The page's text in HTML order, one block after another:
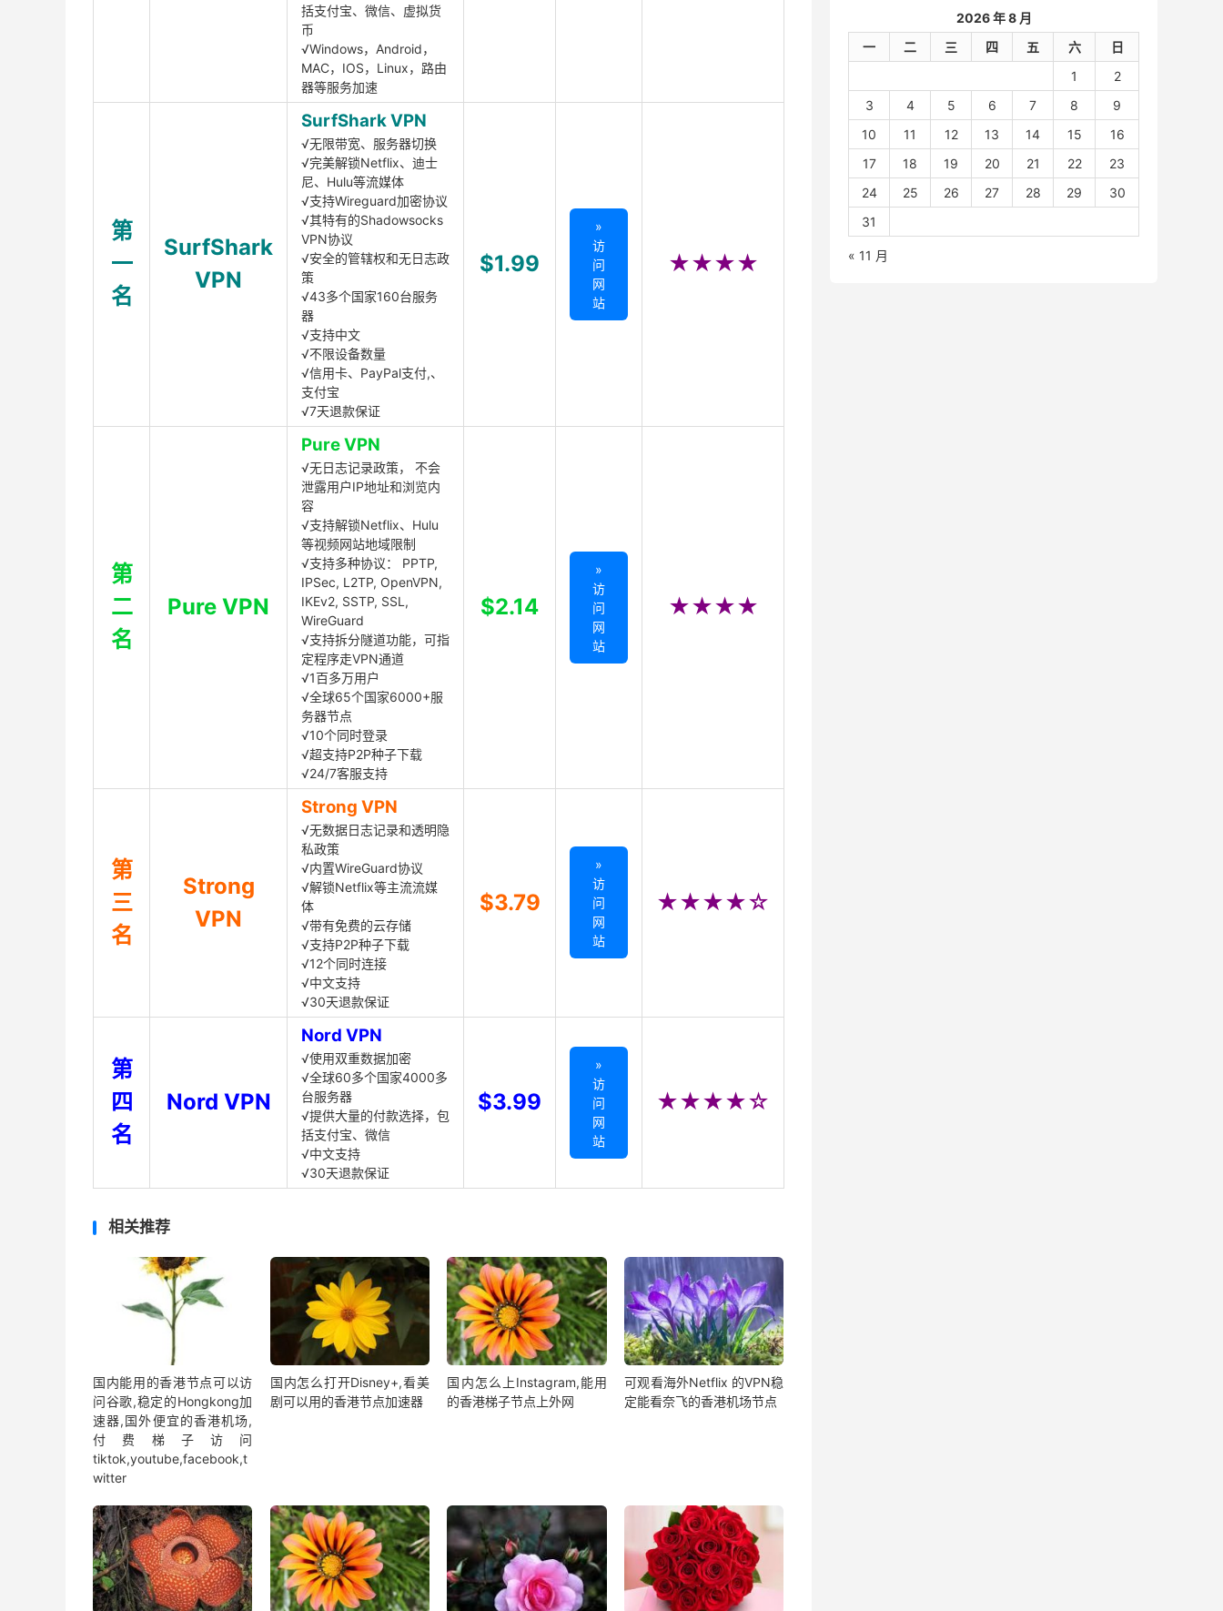
括支付宝、微信、虚拟货
币
√Windows，Android，
MAC，IOS，Linux，路由
器等服务加速
第
一
名
SurfShark
VPN
SurfShark VPN
√无限带宽、服务器切换
√完美解锁Netflix、迪士
尼、Hulu等流媒体
√支持Wireguard加密协议
√其特有的Shadowsocks
VPN协议
√安全的管辖权和无日志政
策
√43多个国家160台服务
器
√支持中文
√不限设备数量
√信用卡、PayPal支付,、
支付宝
√7天退款保证
$1.99
»
访
问
网
站
★★★★
第
二
名
Pure VPN
Pure VPN
√无日志记录政策， 不会
泄露用户IP地址和浏览内
容
√支持解锁Netflix、Hulu
等视频网站地域限制
√支持多种协议： PPTP,
IPSec, L2TP, OpenVPN,
IKEv2, SSTP, SSL,
WireGuard
√支持拆分隧道功能，可指
定程序走VPN通道
√1百多万用户
√全球65个国家6000+服
务器节点
√10个同时登录
√超支持P2P种子下载
√24/7客服支持
$2.14
»
访
问
网
站
★★★★
第
三
名
Strong
VPN
Strong VPN
√无数据日志记录和透明隐
私政策
√内置WireGuard协议
√解锁Netflix等主流流媒
体
√带有免费的云存储
√支持P2P种子下载
√12个同时连接
√中文支持
√30天退款保证
$3.79
»
访
问
网
站
★★★★☆
第
四
名
Nord VPN
Nord VPN
√使用双重数据加密
√全球60多个国家4000多
台服务器
√提供大量的付款选择，包
括支付宝、微信
√中文支持
√30天退款保证
$3.99
»
访
问
网
站
★★★★☆
相关推荐
国内能用的香港节点可以访
问谷歌,稳定的Hongkong加
速器,国外便宜的香港机场,
付费梯子访问
tiktok,youtube,facebook,t
witter
国内怎么打开Disney+,看美
剧可以用的香港节点加速器
国内怎么上Instagram,能用
的香港梯子节点上外网
可观看海外Netflix 的VPN稳
定能看奈飞的香港机场节点
2026 年 8 月
一
二 三 四 五 六
日
1
2
3
4 5 6 7 8
9
10
11 12 13 14 15
16
17
18 19 20 21 22
23
24
25 26 27 28 29
30
31
« 11 月